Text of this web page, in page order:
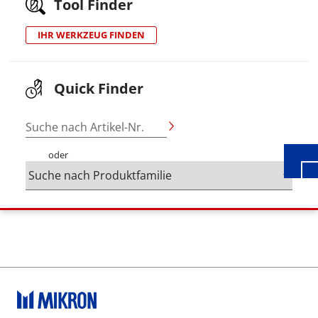
Tool Finder
IHR WERKZEUG FINDEN
Quick Finder
Suche nach Artikel-Nr.
oder